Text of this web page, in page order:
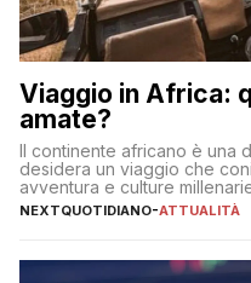
Viaggio in Africa:
amate?
Il continente africano è una
desidera un viaggio che
avventura e culture
NEXTQUOTIDIANO-ATTUALITÀ